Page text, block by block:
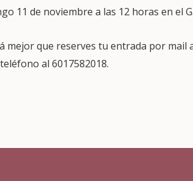
11 de noviembre a las 12 horas en el
mejor que reserves tu entrada por mail
al 6017582018.